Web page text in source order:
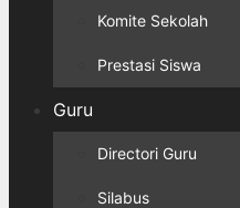
Komite Sekolah
Prestasi Siswa
Guru
Directori Guru
Silabus